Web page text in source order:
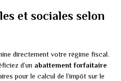
et sociales selon
directement votre régime fiscal.
d’un abattement forfaitaire
pour le calcul de l’impôt sur le